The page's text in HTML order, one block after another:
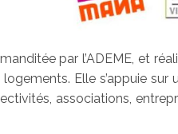
par l’ADEME, et
Elle s’appuie
associations,